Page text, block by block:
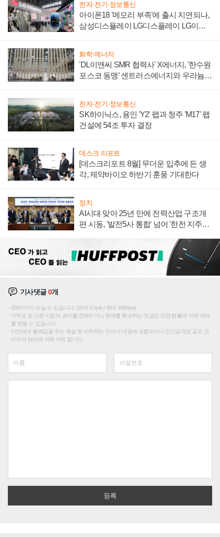
전자·전기·정보통신
아이폰18 '메모리 부족'에 출시 지연되나,
삼성디스플레이 LG디스플레이 LG이노
화학·에너지
'DL이앤씨 SMR 협력사' X에너지, '한수원
포스코 동맹' 센트러스에너지와 우라늄
전자·전기·정보통신
SK하이닉스, 용인 'Y2' 팹과 청주 'M17' 팹
건설에 54조 투자 결정
데스크 리포트
[데스크리포트 8월] 무더운 입추에 든 생
각, 제약바이오 하반기 훈풍 기대한다
정치
AI시대 맞아 25년 만에 전력산업 구조개
편 시동, '발전5사 통합' 넘어 '한전 지주사'
기사댓글0개
200자까지 쓰실 수 있습니다. (현재 0 byte / 최대 400byte)
저작권 등 다른 사람의 권리를 침해하거나 명예를 훼손하는 댓글은 관련 법률에 의해 제재
를 받을 수 있습니다.
타인에게 불쾌감을 주는 욕설 등 비하하는 단어가 내용에 포함되거나 인신공격성 글은 관
리자의 판단에 의해 삭제 합니다.